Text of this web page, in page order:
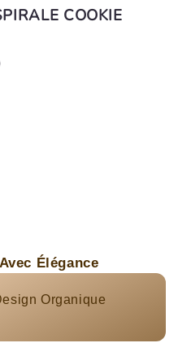
COOKIE
Élégance
to navigate through
Organique